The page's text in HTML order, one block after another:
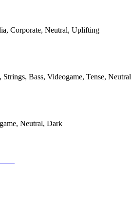
Corporate, Neutral, Uplifting
Bass, Videogame, Tense, Neutral
Neutral, Dark